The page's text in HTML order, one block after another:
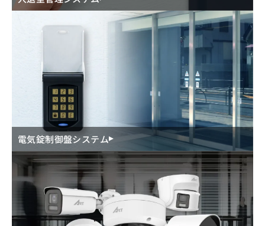
電気錠制御盤システム